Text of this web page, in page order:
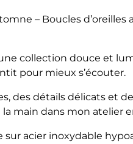
– Boucles d’oreilles
collection douce et
pour mieux s’écouter.
des détails délicats et
la main dans mon atelier
sur acier inoxydable